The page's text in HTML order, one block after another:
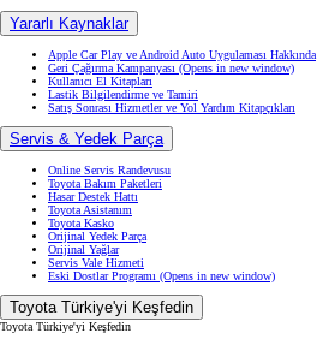
Yararlı Kaynaklar
Apple Car Play ve Android Auto Uygulaması Hakkında
Geri Çağırma Kampanyası (Opens in new window)
Kullanıcı El Kitapları
Lastik Bilgilendirme ve Tamiri
Satış Sonrası Hizmetler ve Yol Yardım Kitapçıkları
Servis & Yedek Parça
Online Servis Randevusu
Toyota Bakım Paketleri
Hasar Destek Hattı
Toyota Asistanım
Toyota Kasko
Orijinal Yedek Parça
Orijinal Yağlar
Servis Vale Hizmeti
Eski Dostlar Programı (Opens in new window)
Toyota Türkiye'yi Keşfedin
Toyota Türkiye'yi Keşfedin